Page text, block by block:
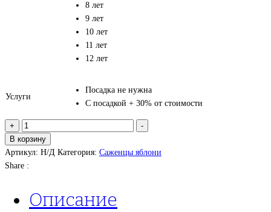
8 лет
9 лет
10 лет
11 лет
12 лет
Услуги
Посадка не нужна
С посадкой + 30% от стоимости
+
Количество
товара
Яблоня
«Медовый
Хани
-
В корзину
Артикул: Н/Д Категория: Саженцы яблони
Share :
Описание